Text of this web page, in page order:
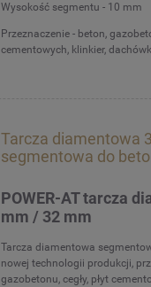
Wysokość segmentu - 10 mm
Przeznaczenie - beton,
cementowych, klinkier,
Tarcza diamentowa
segmentowa do
POWER-AT tarcza
mm / 32 mm
Tarcza diamentowa
nowej technologii produkcji,
gazobetonu, cegły, płyt